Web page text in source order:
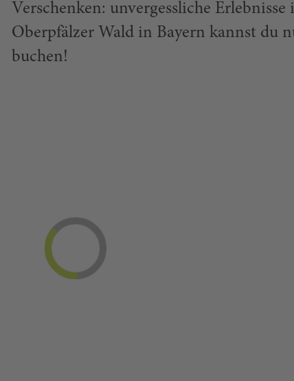
Verschenken: unvergessliche
Oberpfälzer Wald in Bayern kannst du
buchen!